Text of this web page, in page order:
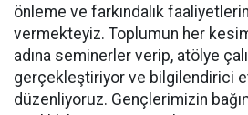
önleme ve farkındalık
vermekteyiz. Toplumun her
adına seminerler verip, atölye
gerçekleştiriyor ve bilgilendirici
düzenliyoruz. Gençlerimizin